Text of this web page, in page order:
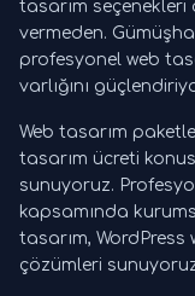
tasarım
vermeden.
profesyonel web
varlığını
Web tasarım
tasarım ücreti
sunuyoruz.
kapsamında
tasarım, WordPress
çözümleri